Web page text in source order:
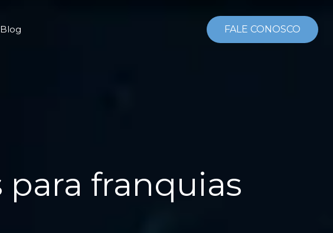
Blog FALE CONOSCO
franquias